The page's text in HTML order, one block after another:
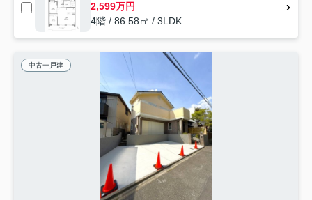
2,599万円
4階 / 86.58㎡ / 3LDK
中古一戸建